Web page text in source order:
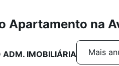
Apartamento na
ADM. IMOBILIÁRIA Mais